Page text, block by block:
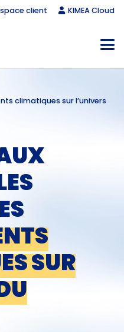
client KIMEA Cloud
climatiques sur l’univers
SUR